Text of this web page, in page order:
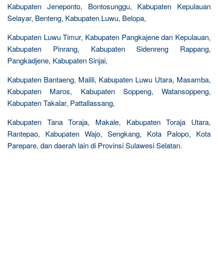
Kabupaten Jeneponto, Bontosunggu, Kabupaten Kepulauan
Selayar, Benteng, Kabupaten Luwu, Belopa,
Kabupaten Luwu Timur, Kabupaten Pangkajene dan Kepulauan,
Kabupaten Pinrang, Kabupaten Sidenreng Rappang,
Pangkadjene, Kabupaten Sinjai,
Kabupaten Bantaeng, Malili, Kabupaten Luwu Utara, Masamba,
Kabupaten Maros, Kabupaten Soppeng, Watansoppeng,
Kabupaten Takalar, Pattallassang,
Kabupaten Tana Toraja, Makale, Kabupaten Toraja Utara,
Rantepao, Kabupaten Wajo, Sengkang, Kota Palopo, Kota
Parepare, dan daerah lain di Provinsi Sulawesi Selatan.